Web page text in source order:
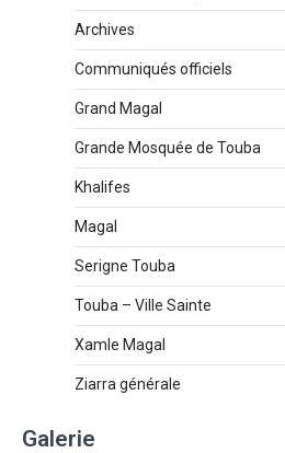
Archives
Communiqués officiels
Grand Magal
Grande Mosquée de Touba
Khalifes
Magal
Serigne Touba
Touba – Ville Sainte
Xamle Magal
Ziarra générale
Galerie